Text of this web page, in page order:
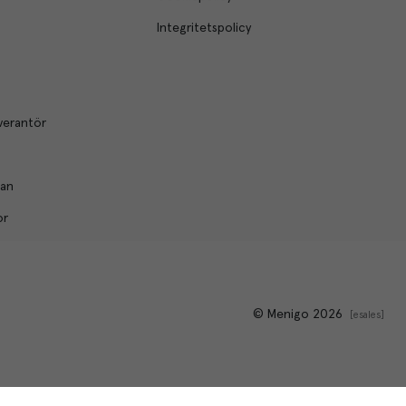
Integritetspolicy
© Menigo 2026 esales]